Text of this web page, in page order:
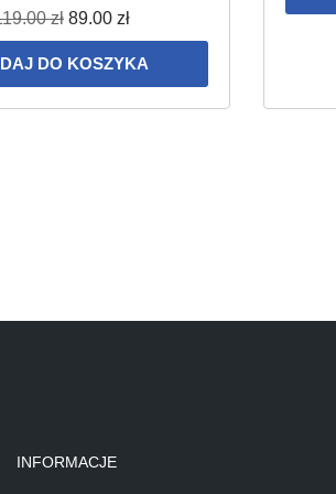
zł 89.00 zł
DO KOSZYKA
INFORMACJE